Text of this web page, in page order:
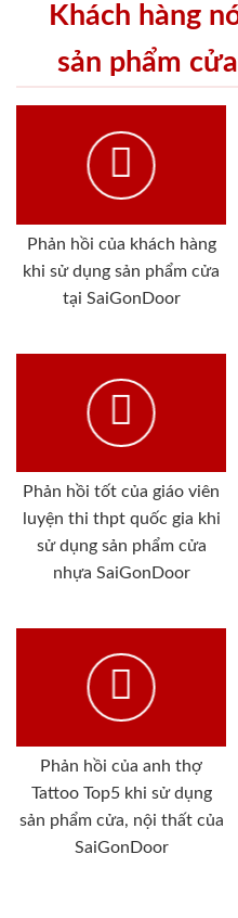
Khách hàng
sản phẩm
Phản hồi của khách hàng
khi sử dụng sản phẩm cửa
tại SaiGonDoor
Phản hồi tốt của giáo viên
luyện thi thpt quốc gia khi
sử dụng sản phẩm cửa
nhựa SaiGonDoor
Phản hồi của anh thợ
Tattoo Top5 khi sử dụng
sản phẩm cửa, nội thất của
SaiGonDoor